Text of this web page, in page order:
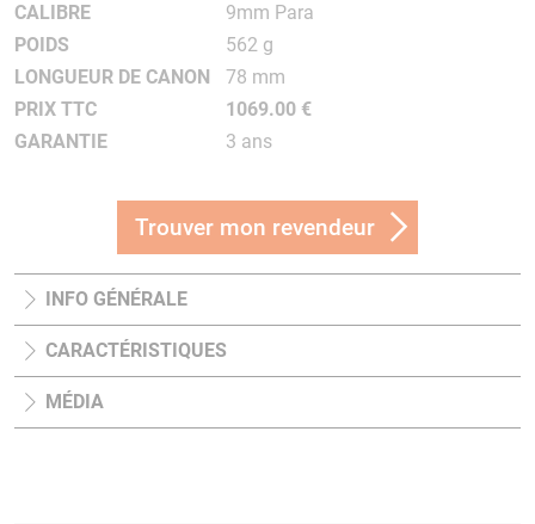
CALIBRE
9mm Para
POIDS
562 g
LONGUEUR DE CANON
78 mm
PRIX TTC
1069.00 €
GARANTIE
3 ans
Trouver mon revendeur
INFO GÉNÉRALE
CARACTÉRISTIQUES
MÉDIA